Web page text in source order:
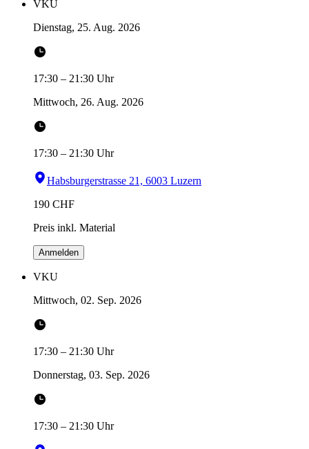
VKU
Dienstag, 25. Aug. 2026
17:30 – 21:30 Uhr
Mittwoch, 26. Aug. 2026
17:30 – 21:30 Uhr
Habsburgerstrasse 21, 6003 Luzern
190 CHF
Preis inkl. Material
Anmelden
VKU
Mittwoch, 02. Sep. 2026
17:30 – 21:30 Uhr
Donnerstag, 03. Sep. 2026
17:30 – 21:30 Uhr